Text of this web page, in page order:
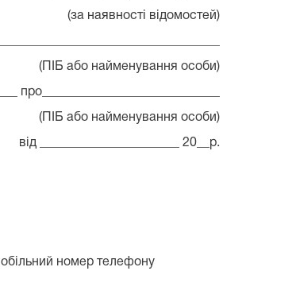
(за наявності відомостей)
найменування особи)
про____________________________
(ПІБ або найменування особи)
від ______________________ 20__р.
номер телефону